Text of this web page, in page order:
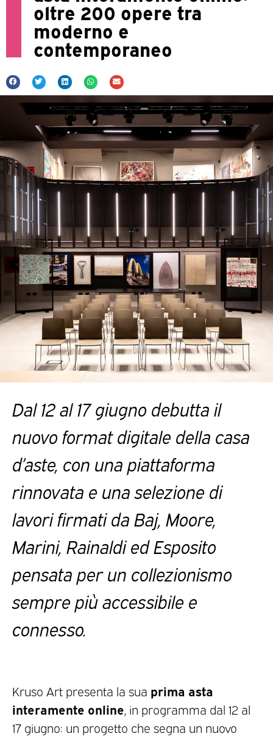
oltre 200 opere tra
moderno e
contemporaneo
Dal 12 al 17 giugno debutta il
nuovo format digitale della casa
d’aste, con una piattaforma
rinnovata e una selezione di
lavori firmati da Baj, Moore,
Marini, Rainaldi ed Esposito
pensata per un collezionismo
sempre più accessibile e
connesso.
Kruso Art presenta la sua prima asta
interamente online , in programma dal 12 al
17 giugno: un progetto che segna un nuovo